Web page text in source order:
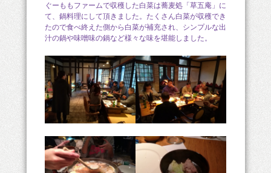
ぐーももファームで収穫した白菜は蕎麦処「草五庵」に
て、鍋料理にして頂きました。たくさん白菜が収穫でき
たので食べ終えた側から白菜が補充され、シンプルな出
汁の鍋や味噌味の鍋など様々な味を堪能しました。